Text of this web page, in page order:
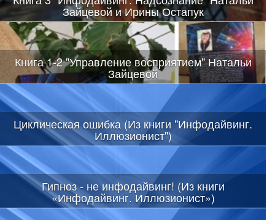
Зайцевой и Ирины Остапук
Книга 1-2 "Управление восприятием" Натальи
Зайцевой
Циклическая ошибка (Из книги "Инфодайвинг.
Иллюзионист")
Гипноз - не инфодайвинг! (Из книги
«Инфодайвинг. Иллюзионист»)